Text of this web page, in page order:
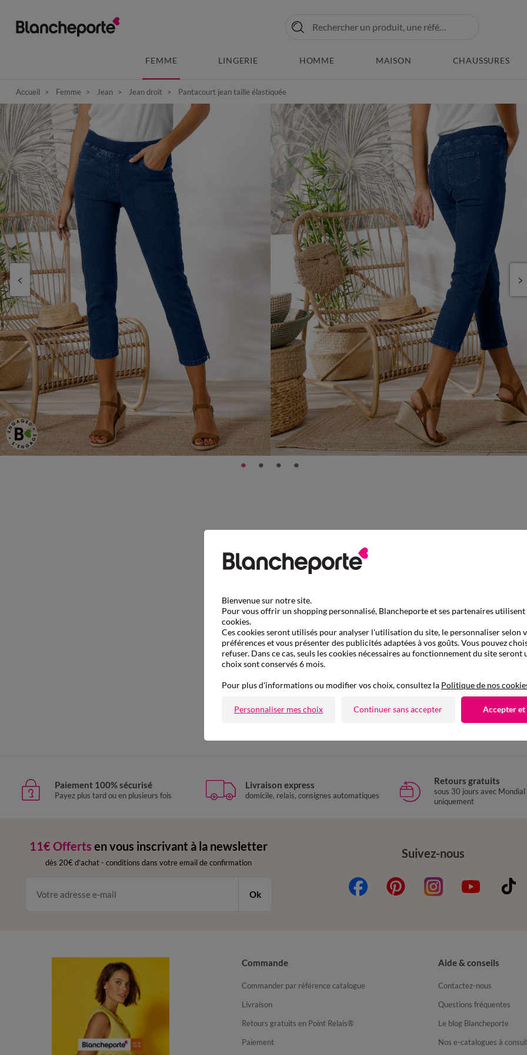
FEMME LINGERIE HOMME MAISON CHAUSSURES
Accueil Femme Jean Jean droit Pantacourt jean taille élastiquée
Paiement 100% sécurisé
Payez plus tard ou en plusieurs fois
Livraison express
domicile, relais, consignes automatiques
Retours gratuits
sous 30 jours avec Mondial
uniquement
11€ Offerts en vous inscrivant à la newsletter
dès 20€ d’achat - conditions dans votre email de confirmation
Ok
Suivez-nous
Commande
Commander par référence catalogue
Livraison
Retours gratuits en Point Relais®
Paiement
Aide & conseils
Contactez-nous
Questions fréquentes
Le blog Blancheporte
Nos e-catalogues à
Bienvenue sur notre site.
Pour vous offrir un shopping personnalisé, Blancheporte et ses partenaires utilisent
cookies.
Ces cookies seront utilisés pour analyser l'utilisation du site, le personnaliser selon
préférences et vous présenter des publicités adaptées à vos goûts. Vous pouvez
refuser. Dans ce cas, seuls les cookies nécessaires au fonctionnement du site seront
choix sont conservés 6 mois.
Pour plus d'informations ou modifier vos choix, consultez la Politique de nos
Personnaliser mes choix Continuer sans accepter Accepter